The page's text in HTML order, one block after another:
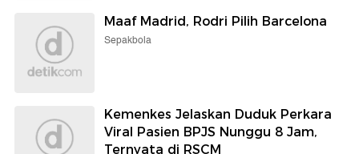
Maaf Madrid, Rodri Pilih Barcelona
Sepakbola
Kemenkes Jelaskan Duduk Perkara
Viral Pasien BPJS Nunggu 8 Jam,
Ternyata di RSCM